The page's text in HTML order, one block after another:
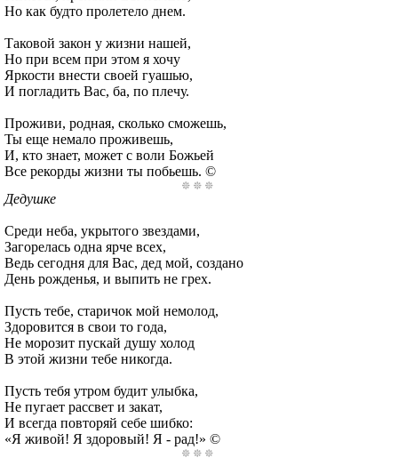
Но как будто пролетело днем.
Таковой закон у жизни нашей,
Но при всем при этом я хочу
Яркости внести своей гуашью,
И погладить Вас, ба, по плечу.
Проживи, родная, сколько сможешь,
Ты еще немало проживешь,
И, кто знает, может с воли Божьей
Все рекорды жизни ты побьешь. ©
Дедушке
Среди неба, укрытого звездами,
Загорелась одна ярче всех,
Ведь сегодня для Вас, дед мой, создано
День рожденья, и выпить не грех.
Пусть тебе, старичок мой немолод,
Здоровится в свои то года,
Не морозит пускай душу холод
В этой жизни тебе никогда.
Пусть тебя утром будит улыбка,
Не пугает рассвет и закат,
И всегда повторяй себе шибко:
«Я живой! Я здоровый! Я - рад!» ©